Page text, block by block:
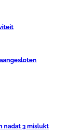
nadat 3 mislukt